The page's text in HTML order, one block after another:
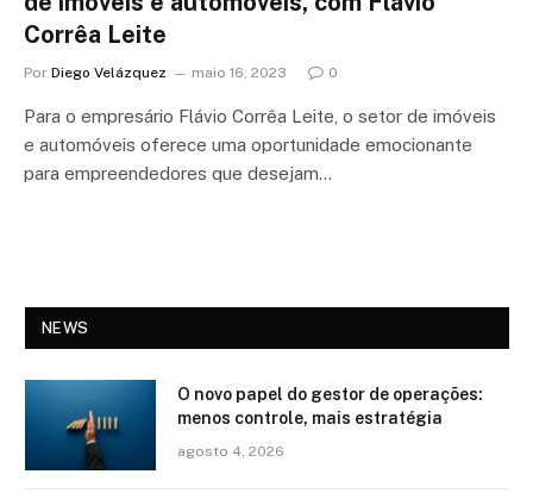
Corrêa Leite
Por Diego Velázquez maio 16, 2023 0
Para o empresário Flávio Corrêa Leite, o setor de imóveis
e automóveis oferece uma oportunidade emocionante
para empreendedores que desejam…
NEWS
O novo papel do gestor de operações:
menos controle, mais estratégia
agosto 4, 2026